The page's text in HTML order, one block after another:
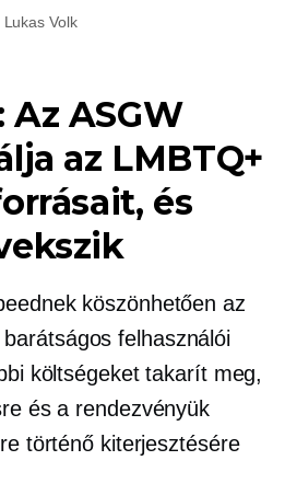
Lukas Volk
ASGW
az LMBTQ+
és
köszönhetően az
barátságos felhasználói
költségeket takarít meg,
és a rendezvényük
történő kiterjesztésére